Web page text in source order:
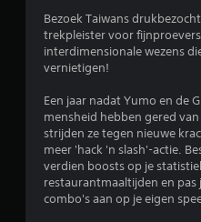
Bezoek Taiwans
trekpleister voor
interdimensionale wezens
vernietigen!
Een jaar nadat Yumo en de
mensheid hebben gered
strijden ze tegen nieuwe
meer 'hack 'n slash'-actie.
verdien boosts op je
restaurantmaaltijden en
combo's aan op je eigen